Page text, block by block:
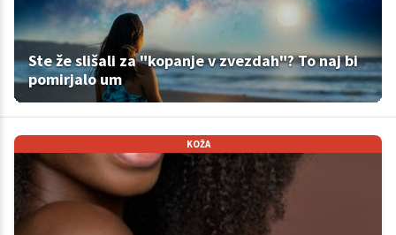
Ste že slišali za "kopanje v zvezdah"? To naj bi
pomirjalo um
KOŽA